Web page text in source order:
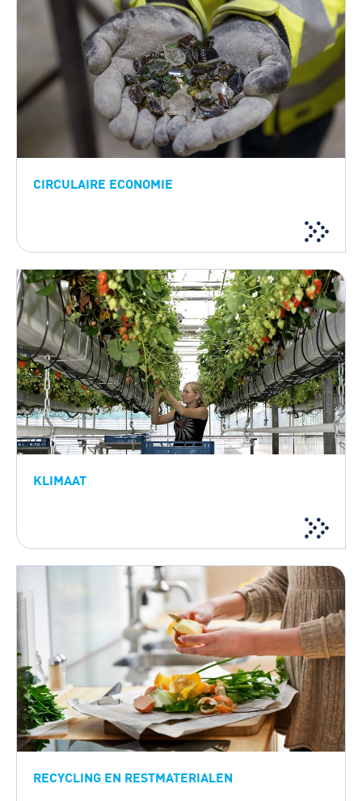
CIRCULAIRE ECONOMIE
KLIMAAT
RECYCLING EN RESTMATERIALEN